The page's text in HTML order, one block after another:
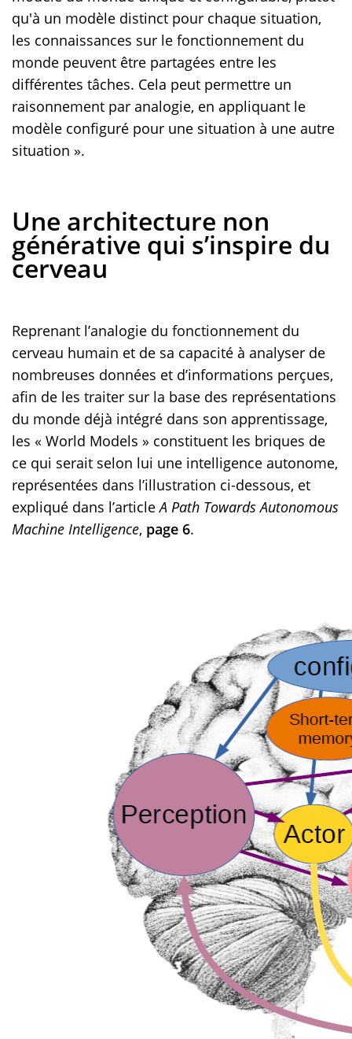
qu'à un modèle distinct pour chaque situation,
les connaissances sur le fonctionnement du
monde peuvent être partagées entre les
différentes tâches. Cela peut permettre un
raisonnement par analogie, en appliquant le
modèle configuré pour une situation à une autre
situation ».
Une architecture non
générative qui s’inspire du
cerveau
Reprenant l’analogie du fonctionnement du
cerveau humain et de sa capacité à analyser de
nombreuses données et d’informations perçues,
afin de les traiter sur la base des représentations
du monde déjà intégré dans son apprentissage,
les « World Models » constituent les briques de
ce qui serait selon lui une intelligence autonome,
représentées dans l’illustration ci-dessous, et
expliqué dans l’articleA Path Towards Autonomous
Machine Intelligence, page 6.